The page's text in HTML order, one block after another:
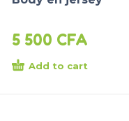
5 500 CFA
Add to cart